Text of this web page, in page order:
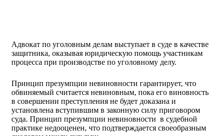
Адвокат по уголовным делам выступает в суде в качестве
защитника, оказывая юридическую помощь участникам
процесса при производстве по уголовному делу.
Принцип презумпции невиновности гарантирует, что
обвиняемый считается невиновным, пока его виновность
в совершении преступления не будет доказана и
установлена вступившим в законную силу приговором
суда. Принцип презумпции невиновности в судебной
практике недооценен, что подтверждается своеобразным